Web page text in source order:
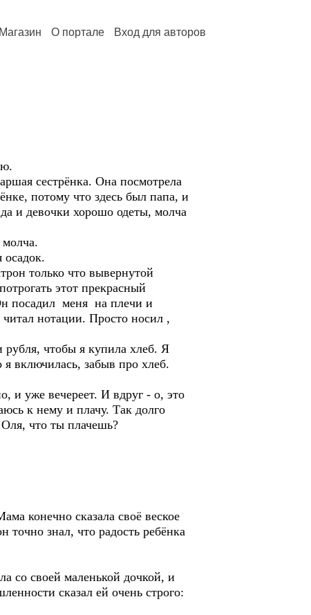
Магазин О портале Вход для авторов
сестрёнка. Она посмотрела
потому что здесь был папа, и
и девочки хорошо одеты, молча
только что вывернутой
этот прекрасный
посадил меня на плечи и
читал нотации. Просто носил ,
чтобы я купила хлеб. Я
включилась, забыв про хлеб.
и уже вечереет. И вдруг - о, это
к нему и плачу. Так долго
что ты плачешь?
конечно сказала своё веское
знал, что радость ребёнка
со своей маленькой дочкой, и
сказал ей очень строго: